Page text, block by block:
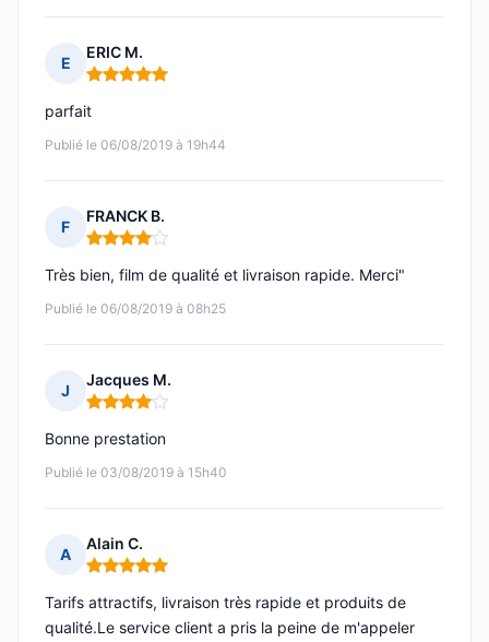
E
ERIC M.
Note : 5 sur 5
Publié le 06/08/2019 à 19h44
parfait
F
FRANCK B.
Note : 4 sur 5
Publié le 06/08/2019 à 08h25
Très bien, film de qualité et livraison rapide. Merci"
J
Jacques M.
Note : 4 sur 5
Publié le 03/08/2019 à 15h40
Bonne prestation
A
Alain C.
Note : 5 sur 5
Tarifs attractifs, livraison très rapide et produits de
qualité.Le service client a pris la peine de m'appeler